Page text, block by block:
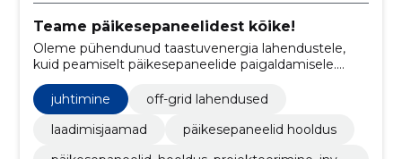
Teame päikesepaneelidest kõike!
Oleme pühendunud taastuvenergia lahendustele,
kuid peamiselt päikesepaneelide paigaldamisele.
Meie müügi- ja paigaldusmeeskond koosneb
kogenud spetsialistidest, kes on olnud tegevad
päikeseenergeetika alal üle 10 aasta
juhtimine
off-grid lahendused
laadimisjaamad
päikesepaneelid hooldus